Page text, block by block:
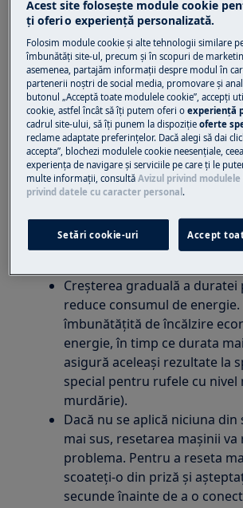
Soluție
O încărcătură dezechilibrată
durata programului. Acest
normal pentru mașina de
calculează durata în funcție
și tipul de rufe și afișează
corespunzătoare.
Mașina de spălat rufe
Modificarea tipului de rufe
pentru programul selectat
Creșterea graduală a
reduce consumul de energie.
îmbunătățită de încălzire
energie, în timp ce durata
asigură aceleași rezultate la
special pentru rufele cu nivel
murdărie).
Dacă nu se aplică niciuna
mai sus, resetarea mașinii va
problema. Pentru a reseta
scoateți-o din priză și
secunde înainte de a o
Acest site folosește module cookie
ţi oferi o experienţă personalizată.
Folosim module cookie și alte tehnologii similare
îmbunătăţi site-ul, precum și în scopuri de
asemenea, partajăm informaţii despre modul în
partenerii noștri de social media, promovare și
butonul „Acceptă toate modulele cookie”, accepţi
cookie, astfel încât să îţi putem oferi oexperienţă
cadrul site-ului, să îţi punem la dispoziţieoferte
reclame adaptate preferinţelor. Dacă alegi să dai
accepta”, blochezi modulele cookie neesenţiale,
experienţa de navigare și serviciile pe care ţi le
multe informaţii, consultăAvizul privind modulele
privind datele cu caracter personal.
Setări cookie-uri Accept